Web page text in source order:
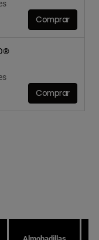
Comprar
Comprar